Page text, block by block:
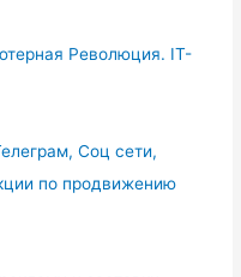
Революция. IT-
Соц сети,
по продвижению